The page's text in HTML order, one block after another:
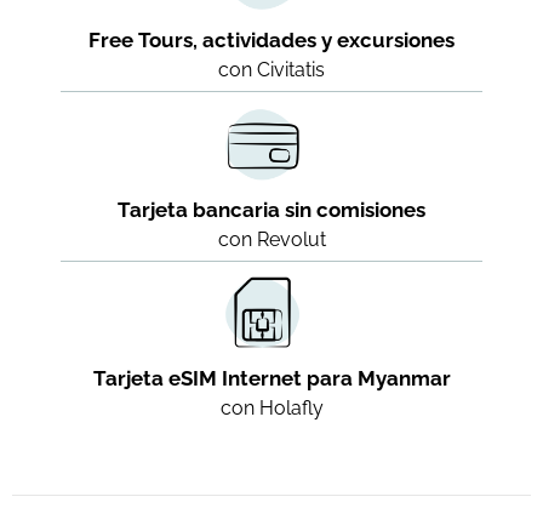
Free Tours, actividades y excursiones
con Civitatis
Tarjeta bancaria sin comisiones
con Revolut
Tarjeta eSIM Internet para Myanmar
con Holafly